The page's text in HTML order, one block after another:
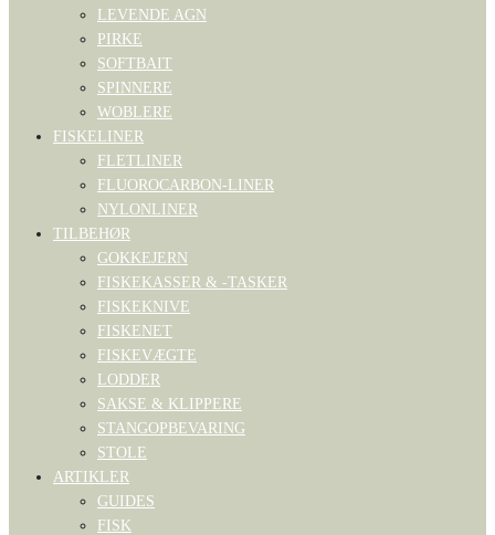
LEVENDE AGN
PIRKE
SOFTBAIT
SPINNERE
WOBLERE
FISKELINER
FLETLINER
FLUOROCARBON-LINER
NYLONLINER
TILBEHØR
GOKKEJERN
FISKEKASSER & -TASKER
FISKEKNIVE
FISKENET
FISKEVÆGTE
LODDER
SAKSE & KLIPPERE
STANGOPBEVARING
STOLE
ARTIKLER
GUIDES
FISK